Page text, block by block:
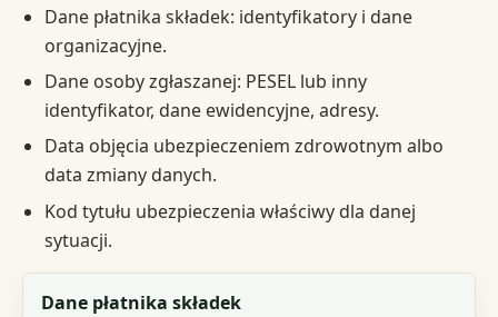
Dane płatnika składek: identyfikatory i dane
organizacyjne.
Dane osoby zgłaszanej: PESEL lub inny
identyfikator, dane ewidencyjne, adresy.
Data objęcia ubezpieczeniem zdrowotnym albo
data zmiany danych.
Kod tytułu ubezpieczenia właściwy dla danej
sytuacji.
Element do przygotowania
Dane płatnika składek